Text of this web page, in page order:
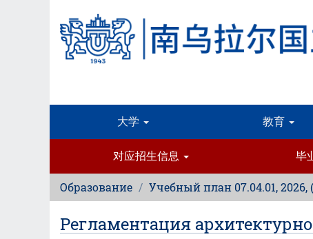
大学 教育
对应招生信息 毕
Образование Учебный план 07.04.01, 2026,
Регламентация